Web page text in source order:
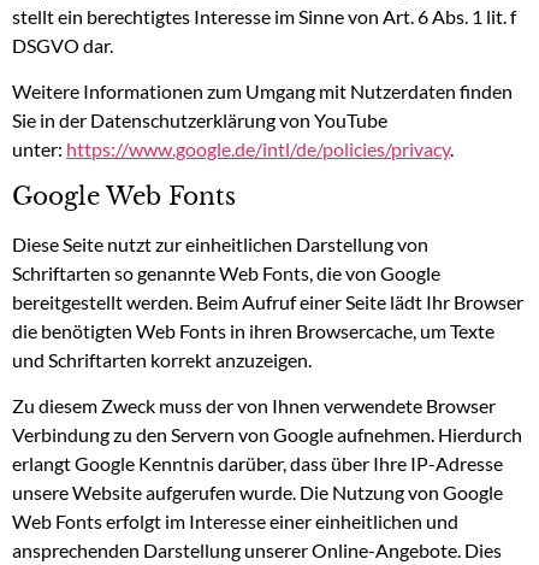
stellt ein berechtigtes Interesse im Sinne von Art. 6 Abs. 1 lit. f
DSGVO dar.
Weitere Informationen zum Umgang mit Nutzerdaten finden
Sie in der Datenschutzerklärung von YouTube
unter: https://www.google.de/intl/de/policies/privacy.
Google Web Fonts
Diese Seite nutzt zur einheitlichen Darstellung von
Schriftarten so genannte Web Fonts, die von Google
bereitgestellt werden. Beim Aufruf einer Seite lädt Ihr Browser
die benötigten Web Fonts in ihren Browsercache, um Texte
und Schriftarten korrekt anzuzeigen.
Zu diesem Zweck muss der von Ihnen verwendete Browser
Verbindung zu den Servern von Google aufnehmen. Hierdurch
erlangt Google Kenntnis darüber, dass über Ihre IP-Adresse
unsere Website aufgerufen wurde. Die Nutzung von Google
Web Fonts erfolgt im Interesse einer einheitlichen und
ansprechenden Darstellung unserer Online-Angebote. Dies